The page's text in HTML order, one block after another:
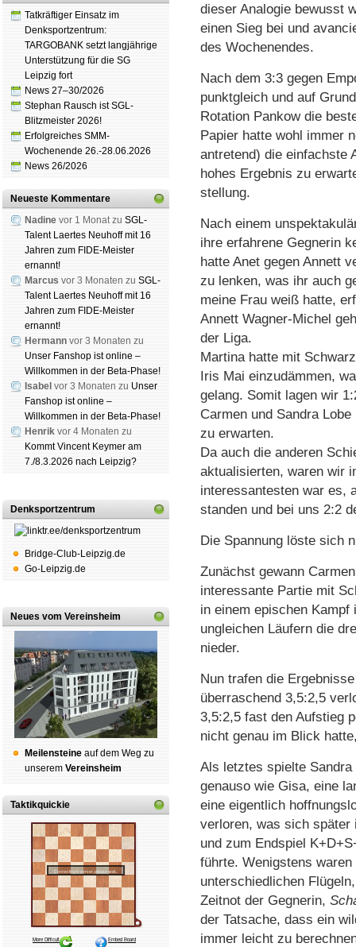
Tatkräftiger Einsatz im
Denksportzentrum:
TARGOBANK setzt langjährige
Unterstützung für die SG
Leipzig fort
News 27–30/2026
Stephan Rausch ist SGL-
Blitzmeister 2026!
Erfolgreiches SMM-
Wochenende 26.-28.06.2026
News 26/2026
Neueste Kommentare
Nadine vor 1 Monat zu SGL-
Talent Laertes Neuhoff mit 16
Jahren zum FIDE-Meister
ernannt!
Marcus vor 3 Monaten zu SGL-
Talent Laertes Neuhoff mit 16
Jahren zum FIDE-Meister
ernannt!
Hermann vor 3 Monaten zu
Unser Fanshop ist online –
Willkommen in der Beta-Phase!
Isabel vor 3 Monaten zu Unser
Fanshop ist online –
Willkommen in der Beta-Phase!
Henrik vor 4 Monaten zu
Kommt Vincent Keymer am
7./8.3.2026 nach Leipzig?
Denksportzentrum
Bridge-Club-Leipzig.de
Go-Leipzig.de
Neues vom Vereinsheim
Mei­len­stei­ne auf dem Weg zu
un­se­rem Ver­eins­heim
Taktikquickie
dieser Analogie bewusst
einen Sieg bei und
des Wochen­endes.
Nach dem 3:3 gegen
punktgleich und auf
Rotation Pankow die
Papier hatte wohl immer
antretend) die einfachste
hohes Ergebnis zu
stellung.
Nach einem
ihre erfahrene Gegnerin
hatte Anet gegen Annett
zu lenken, was ihr auch
meine Frau weiß hatte,
Annett Wagner-Michel
der Liga.
Martina hatte mit
Iris Mai einzudämmen,
gelang. Somit lagen wir
Carmen und Sandra
zu erwarten.
Da auch die anderen
aktualisierten, waren wir
interessantesten war es,
standen und bei uns 2:2
Die Spannung löste sich
Zunächst gewann
interessante Partie mit
in einem epischen Kampf
ungleichen Läufern die
nieder.
Nun trafen die
überraschend 3,5:2,5
3,5:2,5 fast den Aufstieg
nicht genau im Blick
Als letztes spielte
genauso wie Gisa, eine
eine eigentlich
verloren, was sich später
und zum Endspiel
führte. Wenigstens
unterschiedlichen
Zeitnot der Gegnerin,
der Tatsache, dass ein
immer leicht zu